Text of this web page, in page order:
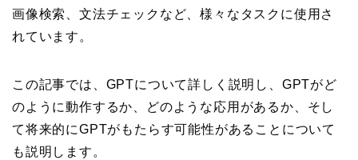
画像検索、文法チェックなど、様々なタスクに使用さ
れています。
この記事では、GPTについて詳しく説明し、GPTがど
のように動作するか、どのような応用があるか、そし
て将来的にGPTがもたらす可能性があることについて
も説明します。